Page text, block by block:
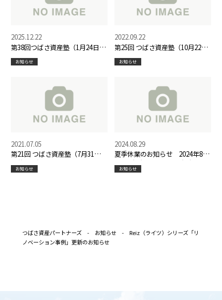
第38回つばさ資産塾（1月24日）
開催のお知らせ
2025.12.22
お知らせ
第25回 つばさ資産塾（10月22
日）開催のお知らせ
2022.09.22
お知らせ
第21回 つばさ資産塾（7月31日）
開催のお知らせ
2021.07.05
お知らせ
夏季休業のお知らせ 2024年8月
10日（土）～8月18日（日）
2024.08.29
お知らせ
つばさ資産パートナーズ- お知らせ- Reiz（ライツ）シリーズ「リ
ノベーション事例」更新のお知らせ